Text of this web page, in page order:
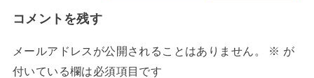
コメントを残す
メールアドレスが公開されることはありません。 ※ が
付いている欄は必須項目です